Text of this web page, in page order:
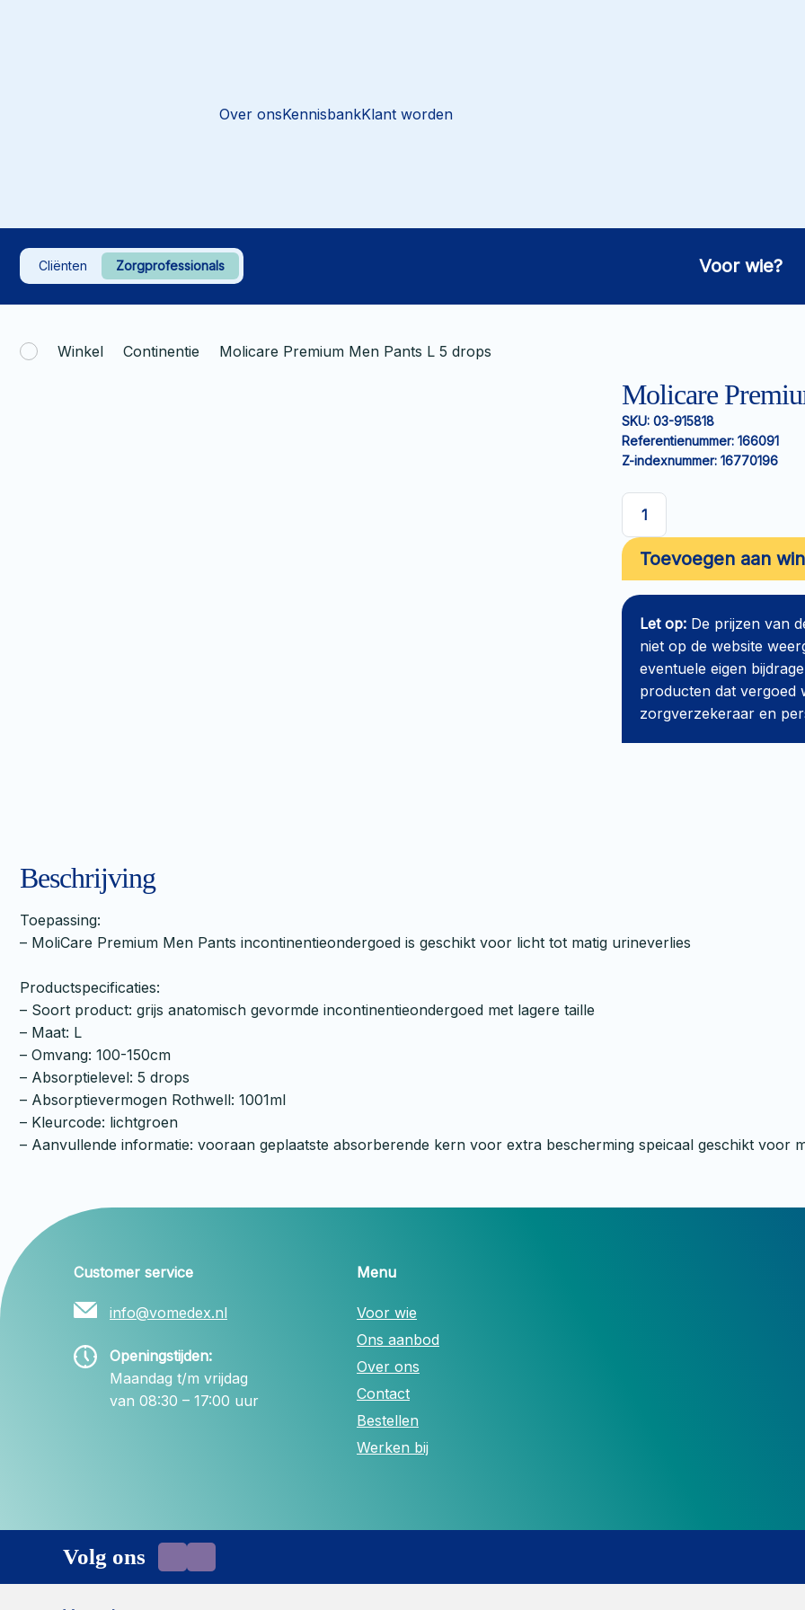
Over onsKennisbankKlant worden
Cliënten Zorgprofessionals Voor wie?
Winkel Continentie Molicare Premium Men Pants L 5 drops
Molicare
SKU: 03-915818
Referentienummer: 166091
Z-indexnummer: 16770196
Molicare
Premium
Men
Pants
L
Toevoegen aan
Let op: De prijzen van
niet op de website
eventuele eigen
producten dat vergoed
zorgverzekeraar en
Beschrijving
Toepassing:
– MoliCare Premium Men Pants incontinentieondergoed is geschikt voor licht tot matig urineverlies
Productspecificaties:
– Soort product: grijs anatomisch gevormde incontinentieondergoed met lagere taille
– Maat: L
– Omvang: 100-150cm
– Absorptielevel: 5 drops
– Absorptievermogen Rothwell: 1001ml
– Kleurcode: lichtgroen
– Aanvullende informatie: vooraan geplaatste absorberende kern voor extra bescherming speicaal geschikt voor
Customer service
info@vomedex.nl
Openingstijden:
Maandag t/m vrijdag
van 08:30 – 17:00 uur
Menu
Voor wie
Ons aanbod
Over ons
Contact
Bestellen
Werken bij
Volg ons